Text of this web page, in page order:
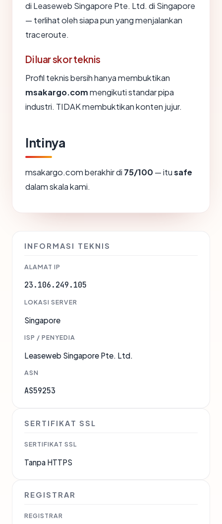
di Leaseweb Singapore Pte. Ltd. di Singapore
— terlihat oleh siapa pun yang menjalankan
traceroute.
Di luar skor teknis
Profil teknis bersih hanya membuktikan
msakargo.commengikuti standar pipa
industri. TIDAK membuktikan konten jujur.
Intinya
msakargo.com berakhir di 75/100 — itusafe
dalam skala kami.
INFORMASI TEKNIS
ALAMAT IP
23.106.249.105
LOKASI SERVER
Singapore
ISP / PENYEDIA
Leaseweb Singapore Pte. Ltd.
ASN
AS59253
SERTIFIKAT SSL
SERTIFIKAT SSL
Tanpa HTTPS
REGISTRAR
REGISTRAR